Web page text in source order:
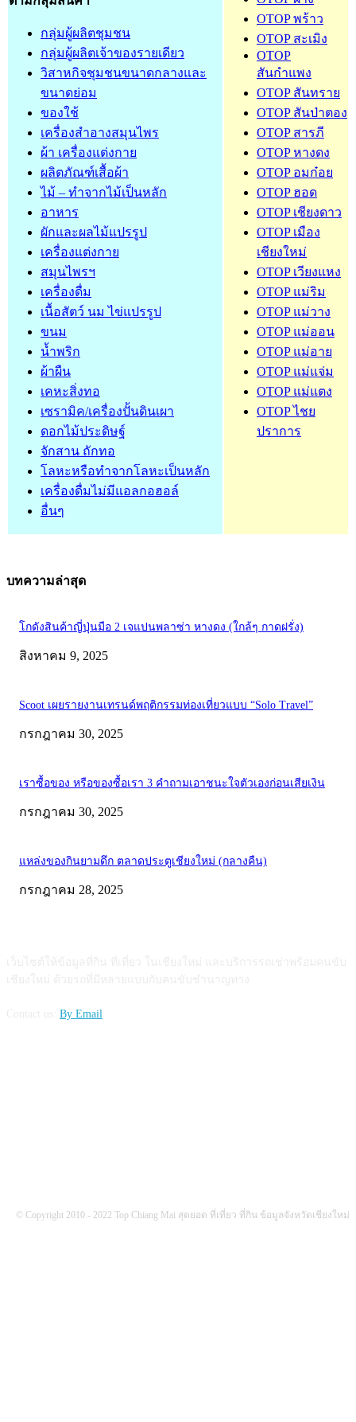
OTOP พร้าว
OTOP สะเมิง
OTOP
สันกำแพง
OTOP สันทราย
OTOP สันป่าตอง
OTOP สารภี
OTOP หางดง
OTOP อมก๋อย
OTOP ฮอด
OTOP เชียงดาว
OTOP เมือง
เชียงใหม่
OTOP เวียงแหง
OTOP แม่ริม
OTOP แม่วาง
OTOP แม่ออน
OTOP แม่อาย
OTOP แม่แจ่ม
OTOP แม่แตง
OTOP ไชย
ปราการ
กลุ่มผู้ผลิตชุมชน
กลุ่มผู้ผลิตเจ้าของรายเดียว
วิสาหกิจชุมชนขนาดกลางและ
ขนาดย่อม
ของใช้
เครื่องสำอางสมุนไพร
ผ้า เครื่องแต่งกาย
ผลิตภัณฑ์เสื้อผ้า
ไม้ – ทำจากไม้เป็นหลัก
อาหาร
ผักและผลไม้แปรรูป
เครื่องแต่งกาย
สมุนไพรฯ
เครื่องดื่ม
เนื้อสัตว์ นม ไข่แปรรูป
ขนม
น้ำพริก
ผ้าผืน
เคหะสิ่งทอ
เซรามิค/เครื่องปั้นดินเผา
ดอกไม้ประดิษฐ์
จักสาน ถักทอ
โลหะหรือทำจากโลหะเป็นหลัก
เครื่องดื่มไม่มีแอลกอฮอล์
อื่นๆ
บทความล่าสุด
โกดังสินค้าญี่ปุ่นมือ 2 เจแปนพลาซ่า หางดง (ใกล้ๆ กาดฝรั่ง)
สิงหาคม 9, 2025
Scoot เผยรายงานเทรนด์พฤติกรรมท่องเที่ยวแบบ “Solo Travel”
กรกฎาคม 30, 2025
เราซื้อของ หรือของซื้อเรา 3 คำถามเอาชนะใจตัวเองก่อนเสียเงิน
กรกฎาคม 30, 2025
แหล่งของกินยามดึก ตลาดประตูเชียงใหม่ (กลางคืน)
กรกฎาคม 28, 2025
By Email
© Copyright 2010 - 2022 Top Chiang Mai สุดยอด ที่เที่ยว ที่กิน ข้อมูลจังหวัดเชียงใหม่